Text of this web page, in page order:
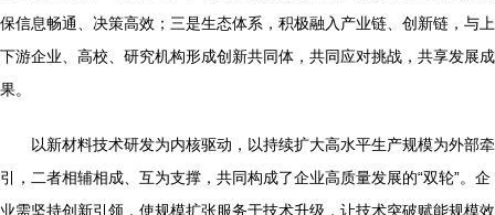
保信息畅通、决策高效；三是生态体系，积极融入产业链、创新链，与上
下游企业、高校、研究机构形成创新共同体，共同应对挑战，共享发展成
果。
以新材料技术研发为内核驱动，以持续扩大高水平生产规模为外部牵
引，二者相辅相成、互为支撑，共同构成了企业高质量发展的“双轮”。企
业需坚持创新引领，使规模扩张服务于技术升级，让技术突破赋能规模效